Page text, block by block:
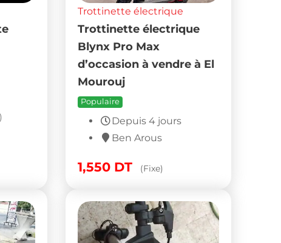
Trottinette électrique
Trottinette électrique
Blynx Pro Max
d’occasion à vendre à El
Mourouj
Populaire
Depuis 4 jours
Ben Arous
1,550 DT (Fixe)